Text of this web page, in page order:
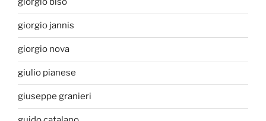
giorgio jannis
giorgio nova
giulio pianese
giuseppe granieri